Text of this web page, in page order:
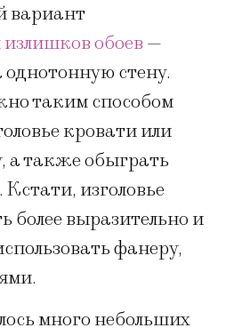
вариант
обоев —
однотонную стену.
таким способом
кровати или
а также обыграть
Кстати, изголовье
более выразительно и
фанеру,
много небольших